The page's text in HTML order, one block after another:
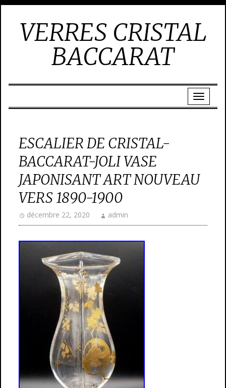
VERRES CRISTAL
BACCARAT
ESCALIER DE CRISTAL-
BACCARAT-JOLI VASE
JAPONISANT ART NOUVEAU
VERS 1890-1900
décembre 22, 2020 admin